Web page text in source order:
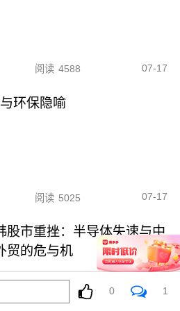
阅读 4588 07-17
环保隐喻
阅读 5025 07-17
股市重挫：半导体失速与中
贸的危与机
6841
0 1